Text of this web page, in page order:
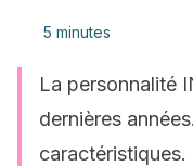
5 minutes
La personnalité
dernières
caractéristiques.